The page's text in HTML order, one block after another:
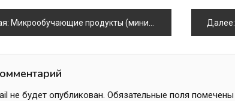
Микрообучающие продукты (мини-гайды, PDF, чаты) Далее:
не будет опубликован. Обязательные поля помечены